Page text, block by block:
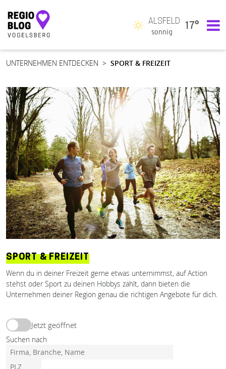
Hauptnavigation
ALSFELD
sonnig
17°
UNTERNEHMEN ENTDECKEN SPORT & FREIZEIT
SPORT & FREIZEIT
Wenn du in deiner Freizeit gerne etwas unternimmst, auf Action
stehst oder Sport zu deinen Hobbys zählt, dann bieten die
Unternehmen deiner Region genau die richtigen Angebote für dich.
Jetzt geöffnet
Suchen nach